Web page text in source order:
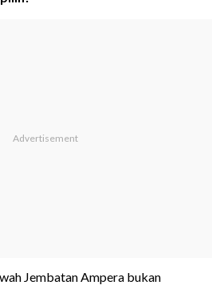
Jembatan Ampera bukan